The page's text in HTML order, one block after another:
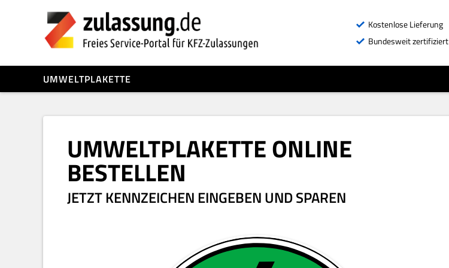
Kostenlose Lieferung
Bundesweit zertifiziert
UMWELTPLAKETTE
UMWELTPLAKETTE ONLINE
BESTELLEN
JETZT KENNZEICHEN EINGEBEN UND SPAREN